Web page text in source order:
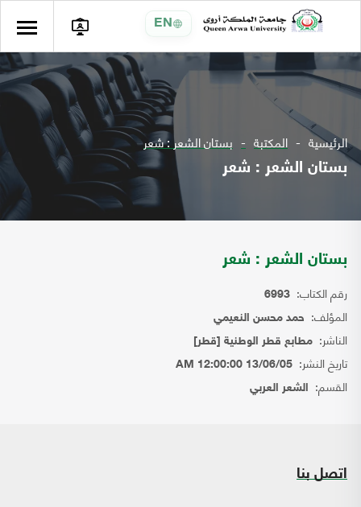
EN
الرئيسية المكتبة بستان الشعر : شعر
بستان الشعر : شعر
بستان الشعر : شعر
رقم الكتاب: 6993
المؤلف: حمد محسن النعيمي
الناشر: مطابع قطر الوطنية [قطر]
تاريخ النشر: 13/06/05 12:00:00 AM
القسم: الشعر العربي
اتصل بنا